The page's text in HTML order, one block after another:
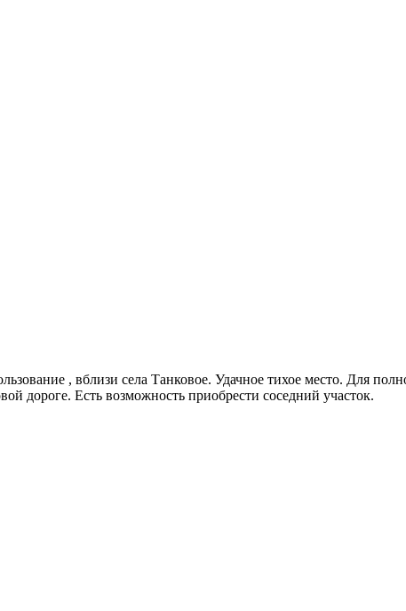
, вблизи села Танковое. Удачное тихое место. Для
дороге. Есть возможность приобрести соседний участок.